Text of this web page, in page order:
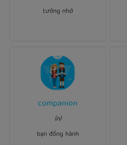
tưởng nhớ
companion
(n)
bạn đồng hành
Ví dụ:
She has been my ​